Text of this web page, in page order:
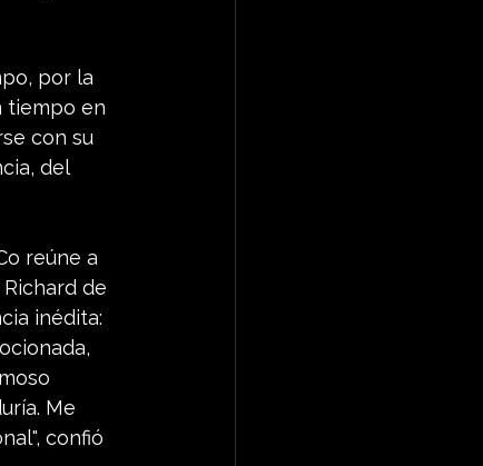
por la
tiempo en
con su
del
reúne a
de
inédita:
Me
confió